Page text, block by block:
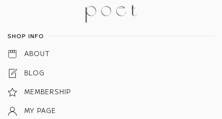
SHOP INFO
ABOUT
BLOG
MEMBERSHIP
MY PAGE